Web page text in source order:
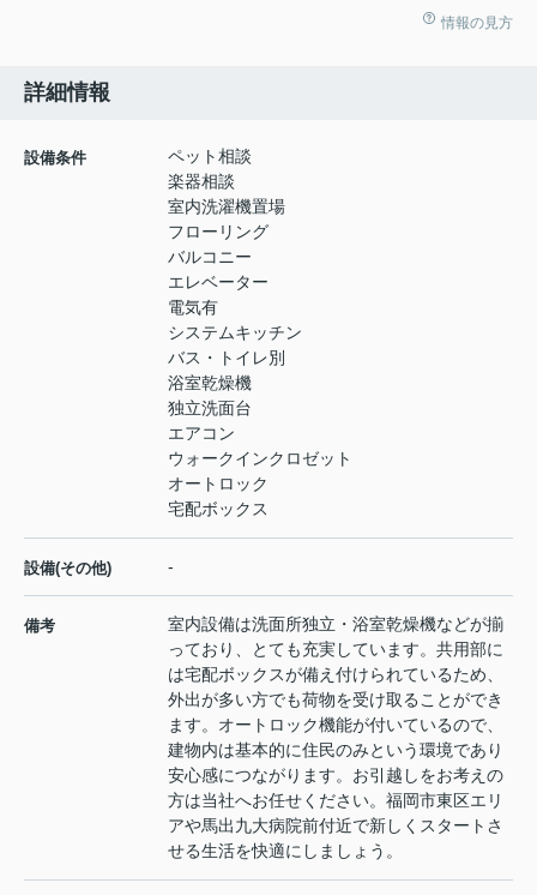
情報の見方
詳細情報
設備条件
ペット相談
楽器相談
室内洗濯機置場
フローリング
バルコニー
エレベーター
電気有
システムキッチン
バス・トイレ別
浴室乾燥機
独立洗面台
エアコン
ウォークインクロゼット
オートロック
宅配ボックス
設備(その他) -
備考
室内設備は洗面所独立・浴室乾燥機などが揃
っており、とても充実しています。共用部に
は宅配ボックスが備え付けられているため、
外出が多い方でも荷物を受け取ることができ
ます。オートロック機能が付いているので、
建物内は基本的に住民のみという環境であり
安心感につながります。お引越しをお考えの
方は当社へお任せください。福岡市東区エリ
アや馬出九大病院前付近で新しくスタートさ
せる生活を快適にしましょう。